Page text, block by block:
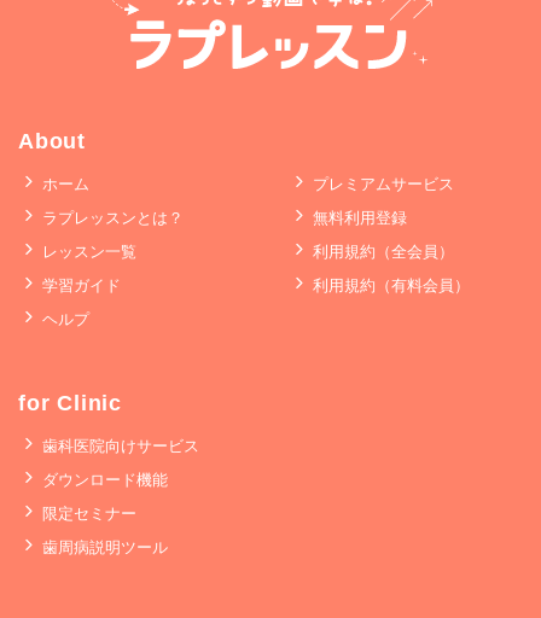
About
ホーム
ラプレッスンとは？
レッスン一覧
学習ガイド
ヘルプ
プレミアムサービス
無料利用登録
利用規約（全会員）
利用規約（有料会員）
for Clinic
歯科医院向けサービス
ダウンロード機能
限定セミナー
歯周病説明ツール